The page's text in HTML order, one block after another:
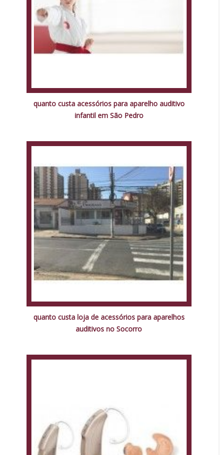
quanto custa acessórios para aparelho auditivo
infantil em São Pedro
quanto custa loja de acessórios para aparelhos
auditivos no Socorro